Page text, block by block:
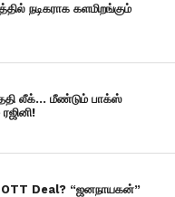
நடிகராக களமிறங்கும்
லீக்… மீண்டும் பாக்ஸ்
OTT Deal? “ஜனநாயகன்”